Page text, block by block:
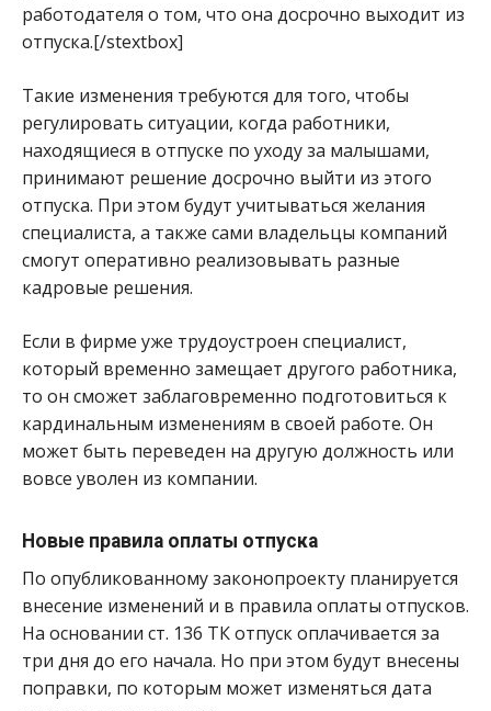
работодателя о том, что она досрочно выходит из
отпуска.[/stextbox]
Такие изменения требуются для того, чтобы
регулировать ситуации, когда работники,
находящиеся в отпуске по уходу за малышами,
принимают решение досрочно выйти из этого
отпуска. При этом будут учитываться желания
специалиста, а также сами владельцы компаний
смогут оперативно реализовывать разные
кадровые решения.
Если в фирме уже трудоустроен специалист,
который временно замещает другого работника,
то он сможет заблаговременно подготовиться к
кардинальным изменениям в своей работе. Он
может быть переведен на другую должность или
вовсе уволен из компании.
Новые правила оплаты отпуска
По опубликованному законопроекту планируется
внесение изменений и в правила оплаты отпусков.
На основании ст. 136 ТК отпуск оплачивается за
три дня до его начала. Но при этом будут внесены
поправки, по которым может изменяться дата